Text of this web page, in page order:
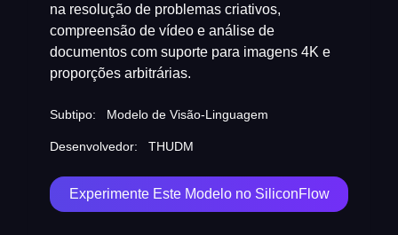
na resolução de problemas criativos,
compreensão de vídeo e análise de
documentos com suporte para imagens 4K e
proporções arbitrárias.
Subtipo: Modelo de Visão-Linguagem
Desenvolvedor: THUDM
Experimente Este Modelo no SiliconFlow